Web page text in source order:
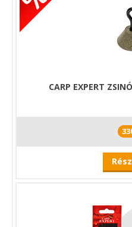
CARP EXPERT